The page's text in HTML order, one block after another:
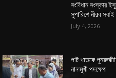
সংবিধান সংস্কার
সুপারিশে নীরব সবাই
July 4, 2026
পাট খাতকে
নানামুখী পদক্ষেপ